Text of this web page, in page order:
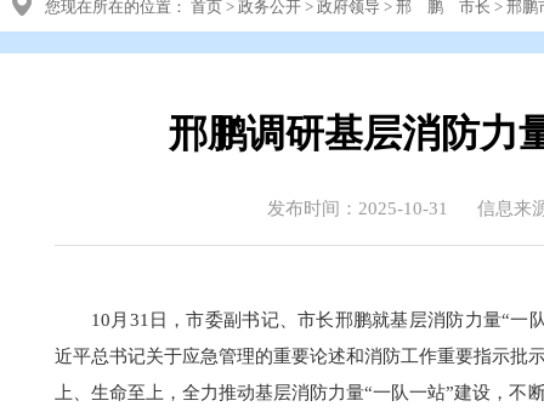
您现在所在的位置： 首页 > 政务公开 > 政府领导 > 邢 鹏 市长 > 邢鹏
邢鹏调研基层消防力
发布时间：2025-10-31 信息来
10月31日，市委副书记、市长邢鹏就基层消防力量“
近平总书记关于应急管理的重要论述和消防工作重要指示批
上、生命至上，全力推动基层消防力量“一队一站”建设，